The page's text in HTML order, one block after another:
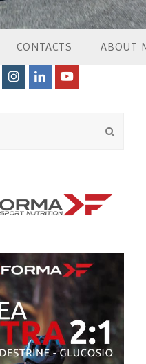
CONTACTS ABOUT
Instagram
LinkedInYoutube